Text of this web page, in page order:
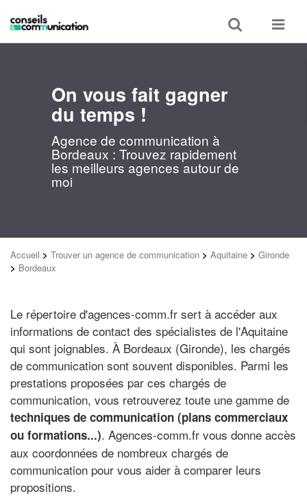
Toggle
search
Toggle
On vous fait gagner
du temps !
Agence de communication à
Bordeaux : Trouvez rapidement
les meilleurs agences autour de
moi
Accueil > Trouver un agence de communication > Aquitaine > Gironde
> Bordeaux
Le répertoire d'agences-comm.fr sert à accéder aux
informations de contact des spécialistes de l'Aquitaine
qui sont joignables. À Bordeaux (Gironde), les chargés
de communication sont souvent disponibles. Parmi les
prestations proposées par ces chargés de
communication, vous retrouverez toute une gamme de
techniques de communication (plans commerciaux
ou formations...). Agences-comm.fr vous donne accès
aux coordonnées de nombreux chargés de
communication pour vous aider à comparer leurs
propositions.